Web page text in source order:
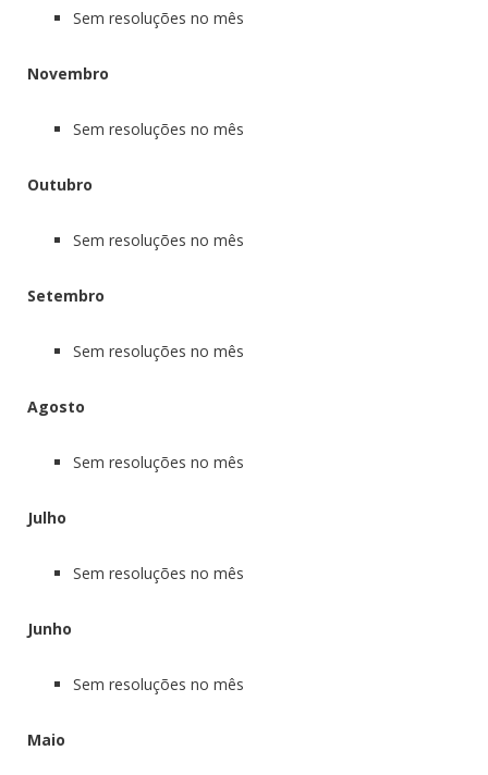
Sem resoluções no mês
Novembro
Sem resoluções no mês
Outubro
Sem resoluções no mês
Setembro
Sem resoluções no mês
Agosto
Sem resoluções no mês
Julho
Sem resoluções no mês
Junho
Sem resoluções no mês
Maio